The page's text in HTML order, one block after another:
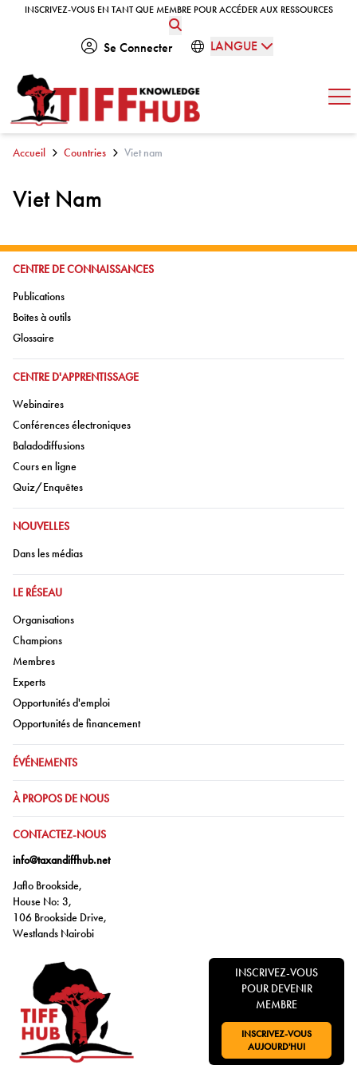
Skip to content
INSCRIVEZ-VOUS EN TANT QUE MEMBRE POUR ACCÉDER AUX RESSOURCES
INSCRIVEZ-VOUS EN TANT QUE MEMBRE POUR ACCÉDER AUX RESSOURCES
Se Connecter LANGUE
Accueil Countries Viet nam
Viet Nam
ALLER À:
CENTRE DE CONNAISSANCES
Aller à:
Publications
Aller à:
Boîtes à outils
Aller à:
Glossaire
ALLER À:
CENTRE D'APPRENTISSAGE
Aller à:
Webinaires
Aller à:
Conférences électroniques
Aller à:
Baladodiffusions
Aller à:
Cours en ligne
Aller à:
Quiz/Enquêtes
ALLER À:
NOUVELLES
Aller à:
Dans les médias
ALLER À:
LE RÉSEAU
Aller à:
Organisations
Aller à:
Champions
Aller à:
Membres
Aller à:
Experts
Aller à:
Opportunités d'emploi
Aller à:
Opportunités de financement
ALLER À:
ÉVÉNEMENTS
ALLER À:
À PROPOS DE NOUS
ALLER À:
CONTACTEZ-NOUS
info@taxandiffhub.net
Jaflo Brookside,
House No: 3,
106 Brookside Drive,
Westlands Nairobi
INSCRIVEZ-VOUS
POUR DEVENIR
MEMBRE
ALLER À:
INSCRIVEZ-VOUS
AUJOURD'HUI